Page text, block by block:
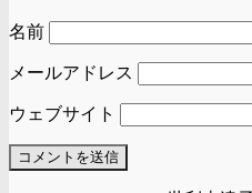
名前
メールアドレス
ウェブサイト